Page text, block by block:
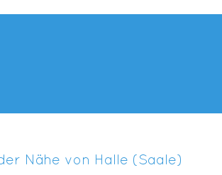
Nähe von Halle (Saale)